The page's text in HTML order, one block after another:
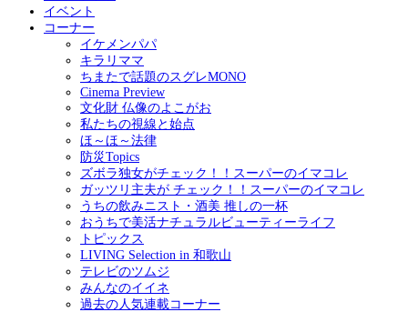
イベント
コーナー
イケメンパパ
キラリママ
ちまたで話題のスグレMONO
Cinema Preview
文化財 仏像のよこがお
私たちの視線と始点
ほ～ほ～法律
防災Topics
ズボラ独女がチェック！！スーパーのイマコレ
ガッツリ主夫が チェック！！スーパーのイマコレ
うちの飲みニスト・酒美 推しの一杯
おうちで美活ナチュラルビューティーライフ
トピックス
LIVING Selection in 和歌山
テレビのツムジ
みんなのイイネ
過去の人気連載コーナー